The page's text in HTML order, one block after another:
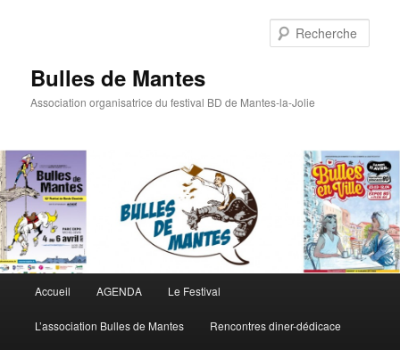
Bulles de Mantes
Association organisatrice du festival BD de Mantes-la-Jolie
Aller au contenu principal
Aller au contenu secondaire
Accueil AGENDA Le Festival
L’association Bulles de Mantes Rencontres diner-dédicace